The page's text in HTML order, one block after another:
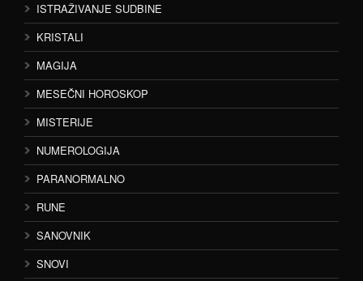
ISTRAŽIVANJE SUDBINE
KRISTALI
MAGIJA
MESEČNI HOROSKOP
MISTERIJE
NUMEROLOGIJA
PARANORMALNO
RUNE
SANOVNIK
SNOVI